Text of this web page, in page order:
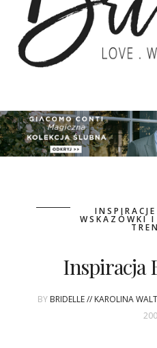
REKLAMA
ADVERTISING
ZGŁOSZENIA
WSKAZÓWKI I
Inspiracja
BY BRIDELLE // KAROLINA